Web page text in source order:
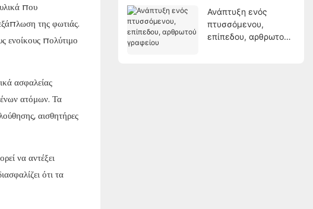
που
της φωτιάς.
ενοίκους πολύτιμο
ασφαλείας
ατόμων. Τα
αισθητήρες
να αντέξει
ότι τα
Ανάπτυξη ενός
πτυσσόμενου,
επίπεδου, αρθρωτού